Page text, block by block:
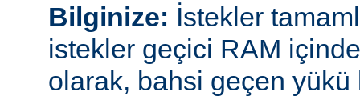
Bilginize: İstekler
istekler geçici RAM
olarak, bahsi geçen yükü